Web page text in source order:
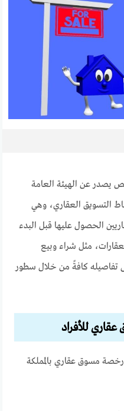
يصدر عن الهيئة العامة
التسويق العقاري، وهي
الحصول عليها قبل البدء
مثل شراء وبيع
تفاصيله كافةً من خلال سطور
للأفراد
مسوق عقاري بالمملكة